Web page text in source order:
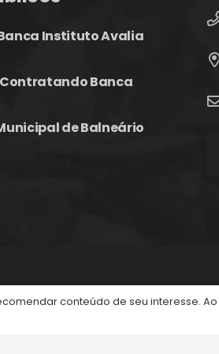
Instituto Avalia
Contratando Banca
de Balneário
conteúdo de seu interesse.